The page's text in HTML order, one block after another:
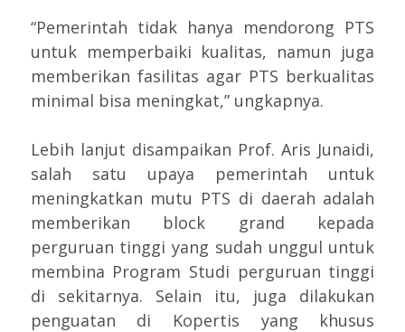
“Pemerintah tidak hanya mendorong PTS
untuk memperbaiki kualitas, namun juga
memberikan fasilitas agar PTS berkualitas
minimal bisa meningkat,” ungkapnya.
Lebih lanjut disampaikan Prof. Aris Junaidi,
salah satu upaya pemerintah untuk
meningkatkan mutu PTS di daerah adalah
memberikan block grand kepada
perguruan tinggi yang sudah unggul untuk
membina Program Studi perguruan tinggi
di sekitarnya. Selain itu, juga dilakukan
penguatan di Kopertis yang khusus